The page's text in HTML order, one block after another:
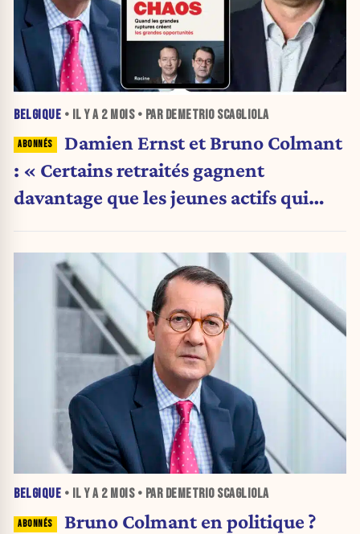
BELGIQUE • IL Y A 2 MOIS• PAR DEMETRIO SCAGLIOLA
Damien Ernst et Bruno Colmant
: « Certains retraités gagnent
davantage que les jeunes actifs qui
tenable »
BELGIQUE • IL Y A 2 MOIS• PAR DEMETRIO SCAGLIOLA
Bruno Colmant en politique ?